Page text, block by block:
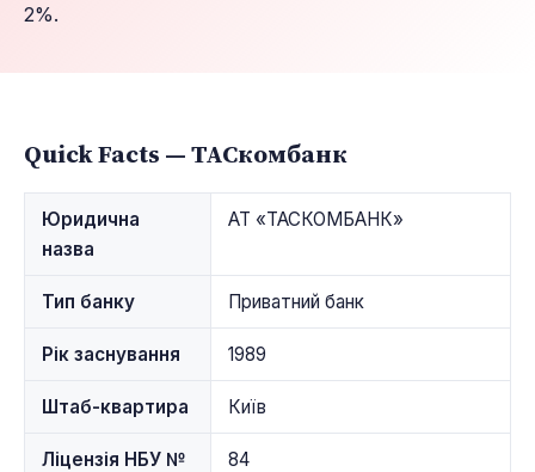
2%.
Quick Facts — ТАСкомбанк
Юридична
назва
АТ «ТАСКОМБАНК»
Тип банку Приватний банк
Рік заснування 1989
Штаб-квартира Київ
Ліцензія НБУ № 84